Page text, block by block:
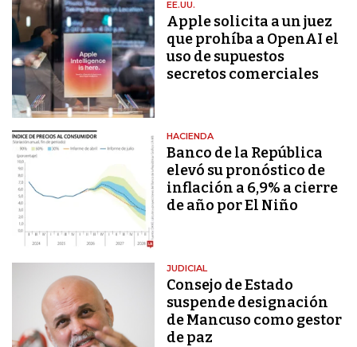
EE.UU.
Apple solicita a un juez
que prohíba a OpenAI el
uso de supuestos
secretos comerciales
HACIENDA
Banco de la República
elevó su pronóstico de
inflación a 6,9% a cierre
de año por El Niño
JUDICIAL
Consejo de Estado
suspende designación
de Mancuso como gestor
de paz